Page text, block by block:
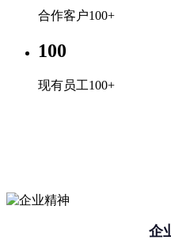
合作客户100+
100
现有员工100+
企